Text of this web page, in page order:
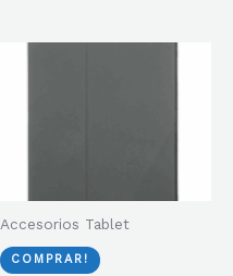
Accesorios Tablet
COMPRAR!